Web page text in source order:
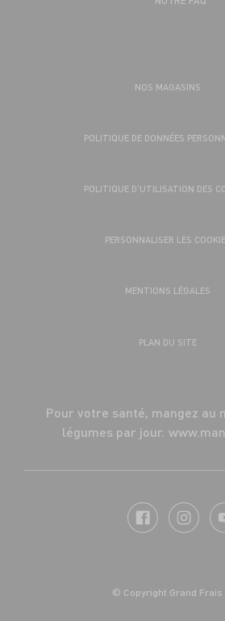
NOS MAGASINS
POLITIQUE DE DONNÉES
POLITIQUE D’UTILISATION DES
PERSONNALISER LES
MENTIONS LÉGALES
PLAN DU SITE
Pour votre santé, mangez au
légumes par jour.
© Copyright Grand Frais